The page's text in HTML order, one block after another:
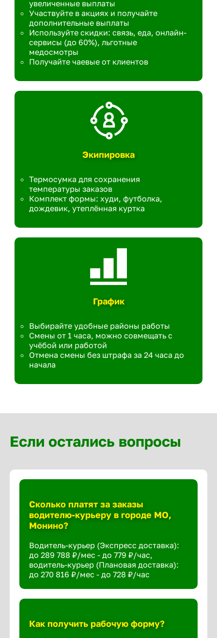
увеличенные выплаты
Участвуйте в акциях и получайте
дополнительные выплаты
Используйте скидки: связь, еда, онлайн-
сервисы (до 60%), льготные
медосмотры
Получайте чаевые от клиентов
Экипировка
Термосумка для сохранения
температуры заказов
Комплект формы: худи, футболка,
дождевик, утеплённая куртка
График
Выбирайте удобные районы работы
Смены от 1 часа, можно совмещать с
учёбой или работой
Отмена смены без штрафа за 24 часа до
начала
Если остались вопросы
Сколько платят за заказы
водителю-курьеру в городе МО,
Монино?
Водитель-курьер (Экспресс доставка):
до 289 788 ₽/мес - до 779 ₽/час,
водитель-курьер (Плановая доставка):
до 270 816 ₽/мес - до 728 ₽/час
Как получить рабочую форму?